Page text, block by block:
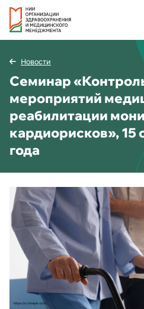
Новости
Семинар
мероприятий
реабилитации
кардиорисков», 15
года